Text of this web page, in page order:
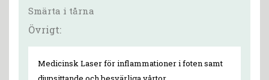
Smärta i tårna
Övrigt:
Medicinsk Laser för inflammationer i foten samt